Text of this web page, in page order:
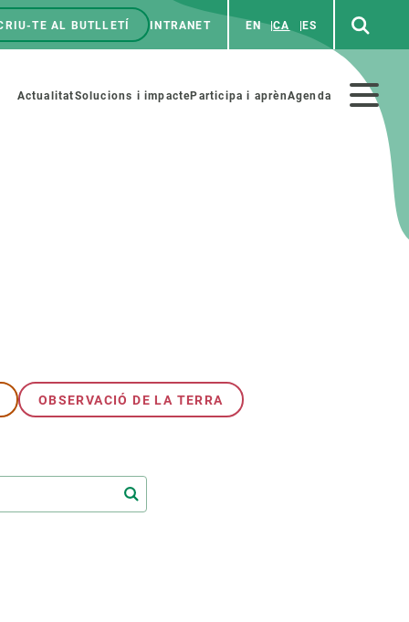
TE AL BUTLLETÍ INTRANET EN CA ES
Menú
ActualitatSolucions i impacteParticipa i aprènAgenda
OBSERVACIÓ DE LA TERRA
Notícies
Biodiversitat